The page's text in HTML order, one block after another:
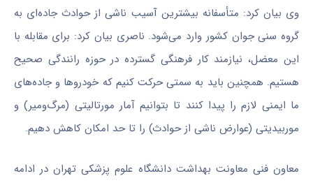
وی بیان کرد: متأسفانه بیشترین آسیب ناشی از حوادث جاده‌ای به
گروه سنی جوان کشور وارد می‌شود. ناصری بیان کرد: برای مقابله با
این معضل، نیازمند کار فرهنگی گسترده در حوزه رانندگی صحیح
هستیم. همچنین باید به سمتی حرکت کنیم که خودروها و جاده‌های
ما ایمنی لازم را پیدا کنند تا بتوانیم آمار مورتالیتی (مرگ‌ومیر) و
موربیدیتی (عوارض ناشی از حوادث) را تا حد امکان کاهش دهیم.
معاون فنی معاونت بهداشت دانشگاه علوم پزشکی تهران در ادامه